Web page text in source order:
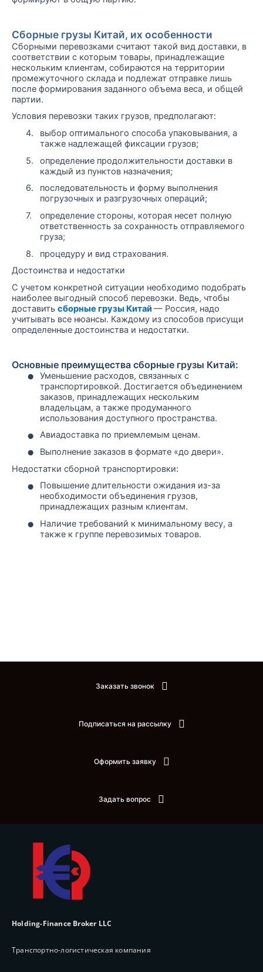
Сборные грузы Китай, их особенности
Сборными перевозками считают такой вид доставки, в
соответствии с которым товары, принадлежащие
нескольким клиентам, собираются на территории
промежуточного склада и подлежат отправке лишь
после формирования заданного объема веса, и общей
партии.
Условия перевозки таких грузов, предполагают:
4.
выбор оптимального способа упаковывания, а
также надлежащей фиксации грузов;
5.
определение продолжительности доставки в
каждый из пунктов назначения;
6.
последовательность и форму выполнения
погрузочных и разгрузочных операций;
7.
определение стороны, которая несет полную
ответственность за сохранность отправляемого
груза;
8.
процедуру и вид страхования.
Достоинства и недостатки
С учетом конкретной ситуации необходимо подобрать
наиболее выгодный способ перевозки. Ведь, чтобы
доставить сборные грузы Китай — Россия, надо
учитывать все нюансы. Каждому из способов присущи
определенные достоинства и недостатки.
Основные преимущества сборные грузы Китай:
•
Уменьшение расходов, связанных с
транспортировкой. Достигается объединением
заказов, принадлежащих нескольким
владельцам, а также продуманного
использования доступного пространства.
• Авиадоставка по приемлемым ценам.
•
Выполнение заказов в формате «до двери».
Недостатки сборной транспортировки:
•
Повышение длительности ожидания из-за
необходимости объединения грузов,
принадлежащих разным клиентам.
•
Наличие требований к минимальному весу, а
также к группе перевозимых товаров.
Заказать звонок
Подписаться на рассылку
Оформить заявку
Задать вопрос
Holding-Finance Broker LLC
Транспортно-логистическая компания